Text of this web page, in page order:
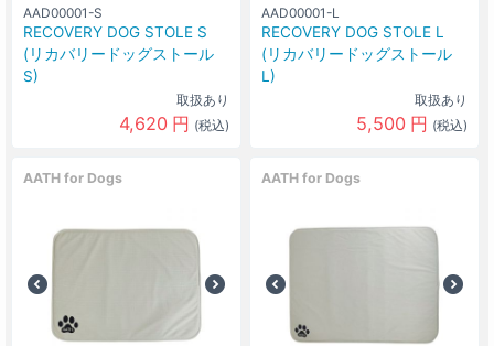
AAD00001-S
RECOVERY DOG STOLE S
(リカバリードッグストール
S)
取扱あり
4,620 円 (税込)
AAD00001-L
RECOVERY DOG STOLE L
(リカバリードッグストール
L)
取扱あり
5,500 円 (税込)
AATH for Dogs AATH for Dogs